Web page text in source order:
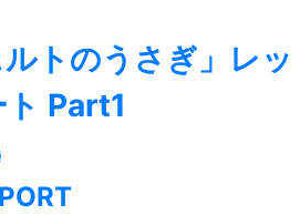
ルトのうさぎ」レッ
Part1